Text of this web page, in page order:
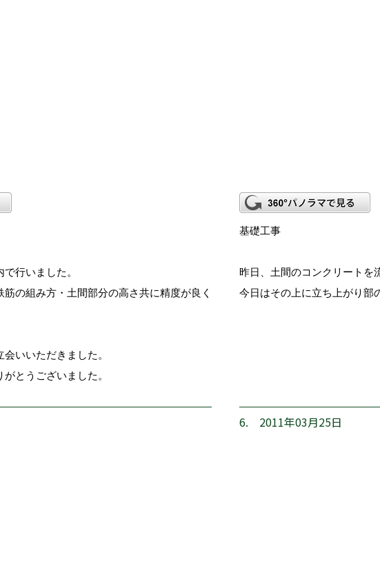
行いました。
の組み方・土間部分の高さ共に精度が良く
いいただきました。
とうございました。
基礎工事
昨日、土間のコンクリートを
今日はその上に立ち上がり部
6. 2011年03月25日